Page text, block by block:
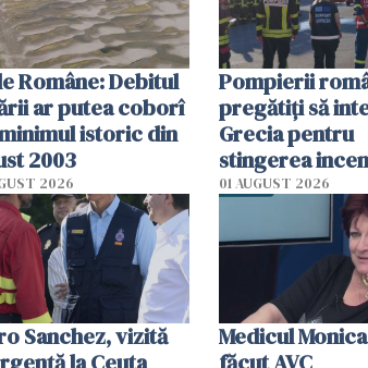
Române: Debitul
ar putea coborî
istoric din
2003
2026
Pompierii
pregătiţi să
Grecia pentru
stingerea
01 AUGUST 2026
Sanchez, vizită
Medicul